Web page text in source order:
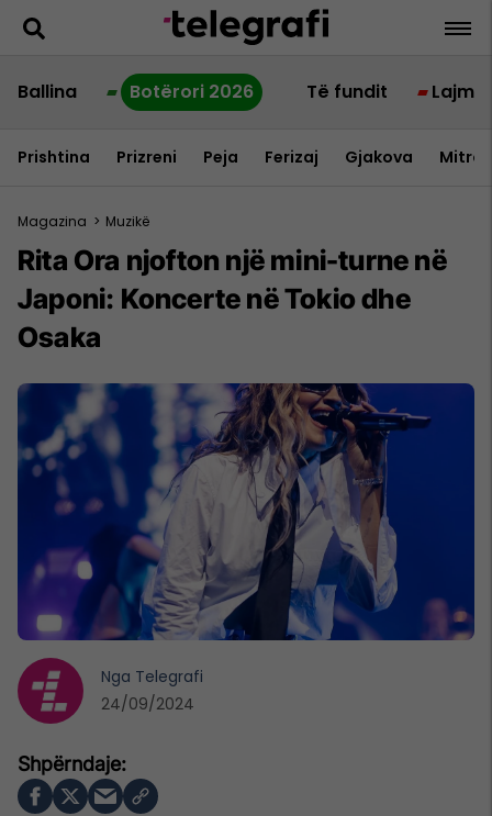
Ballina Botërori 2026 Të fundit Lajme
Prishtina Prizreni Peja Ferizaj Gjakova
Magazina > Muzikë
Rita Ora njofton një mini-turne në
Japoni: Koncerte në Tokio dhe
Osaka
Nga Telegrafi
24/09/2024